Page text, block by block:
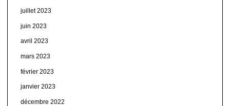
juillet 2023
juin 2023
avril 2023
mars 2023
février 2023
janvier 2023
décembre 2022